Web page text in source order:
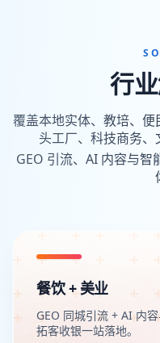
行
覆盖本地实体、教培、
头工厂、科技商务、
GEO 引流、AI 内容与
餐饮 + 美业
GEO 同城引流 + AI 内
拓客收银一站落地。